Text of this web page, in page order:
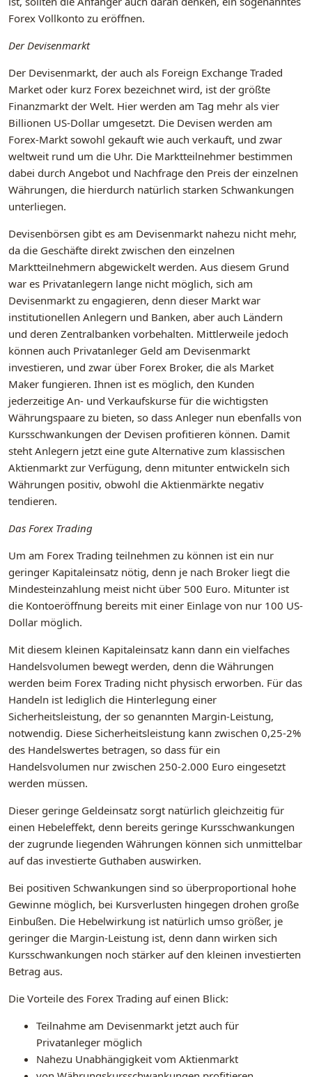
Forex Vollkonto zu eröffnen.
Der Devisenmarkt
Der Devisenmarkt, der auch als Foreign Exchange Traded
Market oder kurz Forex bezeichnet wird, ist der größte
Finanzmarkt der Welt. Hier werden am Tag mehr als vier
Billionen US-Dollar umgesetzt. Die Devisen werden am
Forex-Markt sowohl gekauft wie auch verkauft, und zwar
weltweit rund um die Uhr. Die Marktteilnehmer bestimmen
dabei durch Angebot und Nachfrage den Preis der einzelnen
Währungen, die hierdurch natürlich starken Schwankungen
unterliegen.
Devisenbörsen gibt es am Devisenmarkt nahezu nicht mehr,
da die Geschäfte direkt zwischen den einzelnen
Marktteilnehmern abgewickelt werden. Aus diesem Grund
war es Privatanlegern lange nicht möglich, sich am
Devisenmarkt zu engagieren, denn dieser Markt war
institutionellen Anlegern und Banken, aber auch Ländern
und deren Zentralbanken vorbehalten. Mittlerweile jedoch
können auch Privatanleger Geld am Devisenmarkt
investieren, und zwar über Forex Broker, die als Market
Maker fungieren. Ihnen ist es möglich, den Kunden
jederzeitige An- und Verkaufskurse für die wichtigsten
Währungspaare zu bieten, so dass Anleger nun ebenfalls von
Kursschwankungen der Devisen profitieren können. Damit
steht Anlegern jetzt eine gute Alternative zum klassischen
Aktienmarkt zur Verfügung, denn mitunter entwickeln sich
Währungen positiv, obwohl die Aktienmärkte negativ
tendieren.
Das Forex Trading
Um am Forex Trading teilnehmen zu können ist ein nur
geringer Kapitaleinsatz nötig, denn je nach Broker liegt die
Mindesteinzahlung meist nicht über 500 Euro. Mitunter ist
die Kontoeröffnung bereits mit einer Einlage von nur 100 US-
Dollar möglich.
Mit diesem kleinen Kapitaleinsatz kann dann ein vielfaches
Handelsvolumen bewegt werden, denn die Währungen
werden beim Forex Trading nicht physisch erworben. Für das
Handeln ist lediglich die Hinterlegung einer
Sicherheitsleistung, der so genannten Margin-Leistung,
notwendig. Diese Sicherheitsleistung kann zwischen 0,25-2%
des Handelswertes betragen, so dass für ein
Handelsvolumen nur zwischen 250-2.000 Euro eingesetzt
werden müssen.
Dieser geringe Geldeinsatz sorgt natürlich gleichzeitig für
einen Hebeleffekt, denn bereits geringe Kursschwankungen
der zugrunde liegenden Währungen können sich unmittelbar
auf das investierte Guthaben auswirken.
Bei positiven Schwankungen sind so überproportional hohe
Gewinne möglich, bei Kursverlusten hingegen drohen große
Einbußen. Die Hebelwirkung ist natürlich umso größer, je
geringer die Margin-Leistung ist, denn dann wirken sich
Kursschwankungen noch stärker auf den kleinen investierten
Betrag aus.
Die Vorteile des Forex Trading auf einen Blick:
Teilnahme am Devisenmarkt jetzt auch für
Privatanleger möglich
Nahezu Unabhängigkeit vom Aktienmarkt